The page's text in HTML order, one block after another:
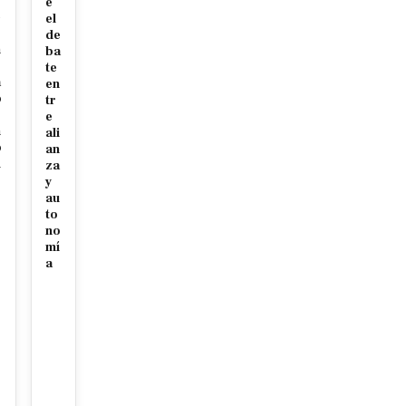
el
de
ba
te
en
tr
e
ali
an
za
y
au
to
no
mí
a